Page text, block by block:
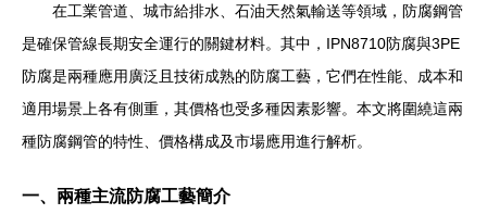
在工業管道、城市給排水、石油天然氣輸送等領域，防腐鋼管
是確保管線長期安全運行的關鍵材料。其中，IPN8710防腐與3PE
防腐是兩種應用廣泛且技術成熟的防腐工藝，它們在性能、成本和
適用場景上各有側重，其價格也受多種因素影響。本文將圍繞這兩
種防腐鋼管的特性、價格構成及市場應用進行解析。
一、兩種主流防腐工藝簡介